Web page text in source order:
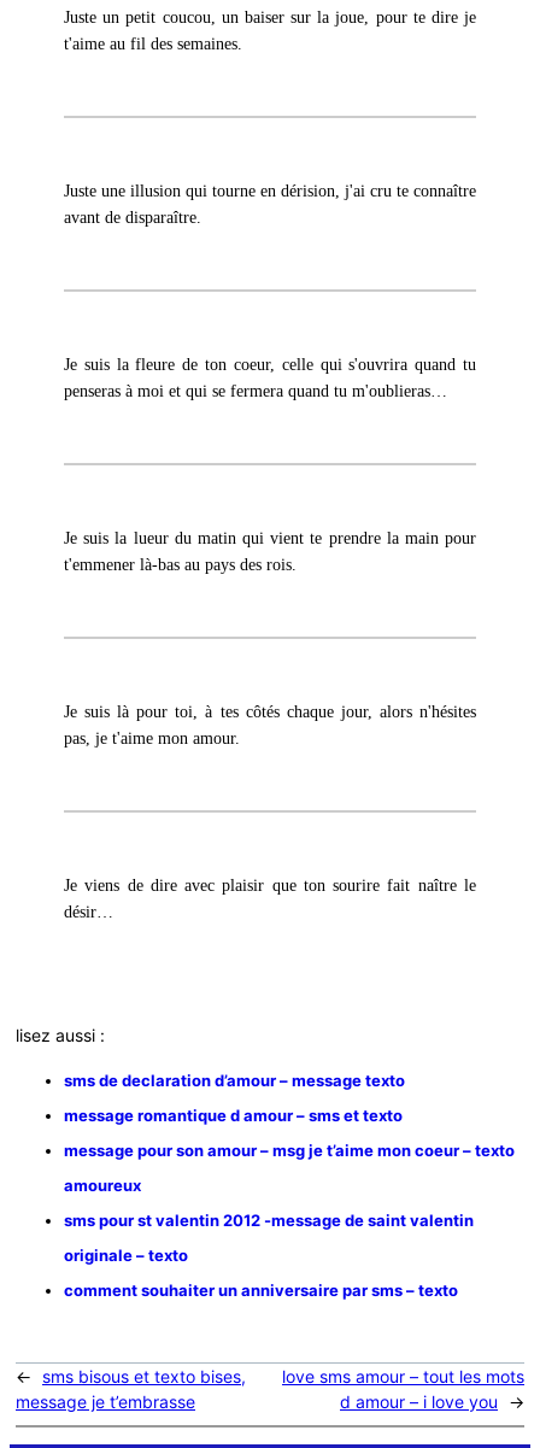
Juste un petit coucou, un baiser sur la joue, pour te dire je
t'aime au fil des semaines.
Juste une illusion qui tourne en dérision, j'ai cru te connaître
avant de disparaître.
Je suis la fleure de ton coeur, celle qui s'ouvrira quand tu
penseras à moi et qui se fermera quand tu m'oublieras…
Je suis la lueur du matin qui vient te prendre la main pour
t'emmener là-bas au pays des rois.
Je suis là pour toi, à tes côtés chaque jour, alors n'hésites
pas, je t'aime mon amour.
Je viens de dire avec plaisir que ton sourire fait naître le
désir…
lisez aussi :
sms de declaration d’amour – message texto
message romantique d amour – sms et texto
message pour son amour – msg je t’aime mon coeur – texto
amoureux
sms pour st valentin 2012 -message de saint valentin
originale – texto
comment souhaiter un anniversaire par sms – texto
← sms bisous et texto bises,
message je t’embrasse
love sms amour – tout les mots
d amour – i love you
→